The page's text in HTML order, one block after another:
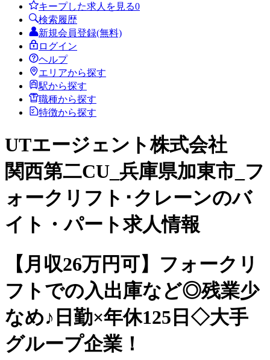
キープした求人を見る0
検索履歴
新規会員登録(無料)
ログイン
ヘルプ
エリアから探す
駅から探す
職種から探す
特徴から探す
UTエージェント株式会社
関西第二CU_兵庫県加東市_フ
ォークリフト･クレーンのバ
イト・パート求人情報
【月収26万円可】フォークリ
フトでの入出庫など◎残業少
なめ♪日勤×年休125日◇大手
グループ企業！